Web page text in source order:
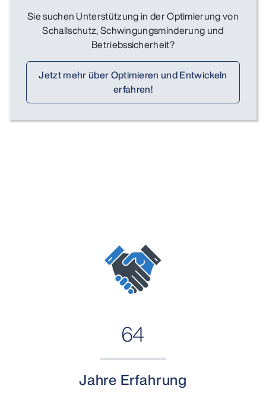
Sie suchen Unterstützung in der Optimierung von
Schallschutz, Schwingungsminderung und
Betriebssicherheit?
Jetzt mehr über Optimieren und Entwickeln
erfahren!
64
Jahre Erfahrung